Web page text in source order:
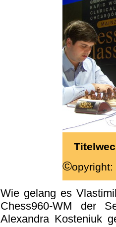
©opyright:
Wie gelang es
Chess960-WM der
Alexandra Kosteniuk